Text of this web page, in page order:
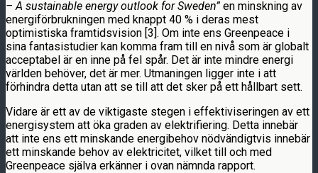
– A sustainable energy outlook for Sweden” en minskning av
energiförbrukningen med knappt 40 % i deras mest
optimistiska framtidsvision [3]. Om inte ens Greenpeace i
sina fantasistudier kan komma fram till en nivå som är globalt
acceptabel är en inne på fel spår. Det är inte mindre energi
världen behöver, det är mer. Utmaningen ligger inte i att
förhindra detta utan att se till att det sker på ett hållbart sett.
Vidare är ett av de viktigaste stegen i effektiviseringen av ett
energisystem att öka graden av elektrifiering. Detta innebär
att inte ens ett minskande energibehov nödvändigtvis innebär
ett minskande behov av elektricitet, vilket till och med
Greenpeace själva erkänner i ovan nämnda rapport.